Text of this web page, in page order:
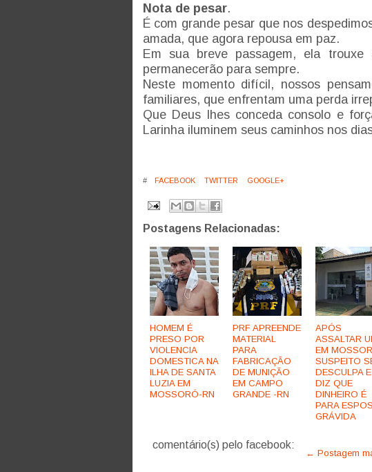
Nota de pesar.
É com grande pesar que nos
amada, que agora repousa em paz.
Em sua breve passagem, ela trouxe
permanecerão para sempre.
Neste momento difícil, nossos
familiares, que enfrentam uma perda
Que Deus lhes conceda consolo e
Larinha iluminem seus caminhos nos
# FACEBOOK TWITTER GOOGLE+
Postagens Relacionadas:
HOMEM É
PRESO POR
VIOLENCIA
DOMESTICA NA
ILHA DE SANTA
LUZIA EM
MOSSORÓ-RN
PRF APREENDE
MATERIAL
PARA
FABRICAÇÃO
DE MUNIÇÃO
EM CAMPO
GRANDE -RN
APÓS
ASSALTAR
EM
SUSPEITO
DESCULPA E
DIZ QUE
DINHEIRO É
PARA
GRÁVIDA
comentário(s) pelo facebook:
← Postagem